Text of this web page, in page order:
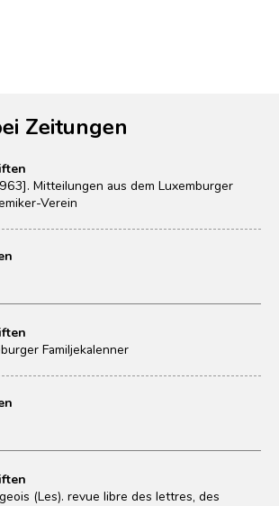
Zeitungen
Mitteilungen aus dem Luxemburger
Verein
Familjekalenner
(Les). revue libre des lettres, des